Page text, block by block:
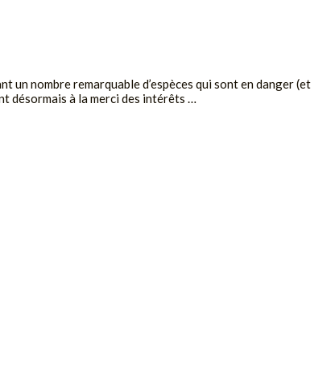
un nombre remarquable d’espèces qui sont en danger (et
désormais à la merci des intérêts …